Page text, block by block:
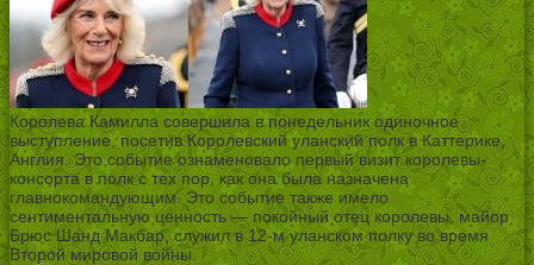
Королева Камилла совершила в понедельник одиночное
выступление, посетив Королевский уланский полк в Каттерике,
Англия. Это событие ознаменовало первый визит королевы-
консорта в полк с тех пор, как она была назначена
главнокомандующим. Это событие также имело
сентиментальную ценность — покойный отец королевы, майор
Брюс Шанд Макбар, служил в 12-м уланском полку во время
Второй мировой войны.